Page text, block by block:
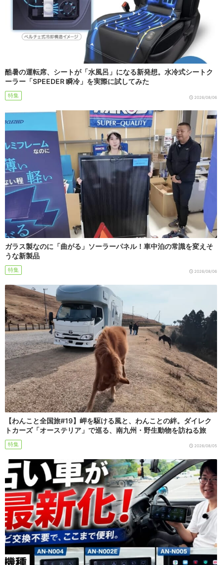
酷暑の運転席、シートが「水風呂」になる新発想。水冷式シートク
ーラー「SPEEDER 瞬冷」を実際に試してみた
特集 2026/08/06
ガラス製なのに「曲がる」ソーラーパネル！車中泊の常識を変えそ
うな新製品
特集 2026/08/06
【わんこと全国旅#19】岬を駆ける風と、わんことの絆。ダイレク
トカーズ「オーステリア」で巡る、南九州・野生動物を訪ねる旅
特集 2026/08/05